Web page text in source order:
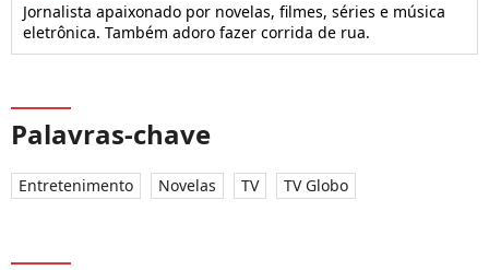
Jornalista apaixonado por novelas, filmes, séries e música
eletrônica. Também adoro fazer corrida de rua.
Palavras-chave
Entretenimento Novelas TV TV Globo